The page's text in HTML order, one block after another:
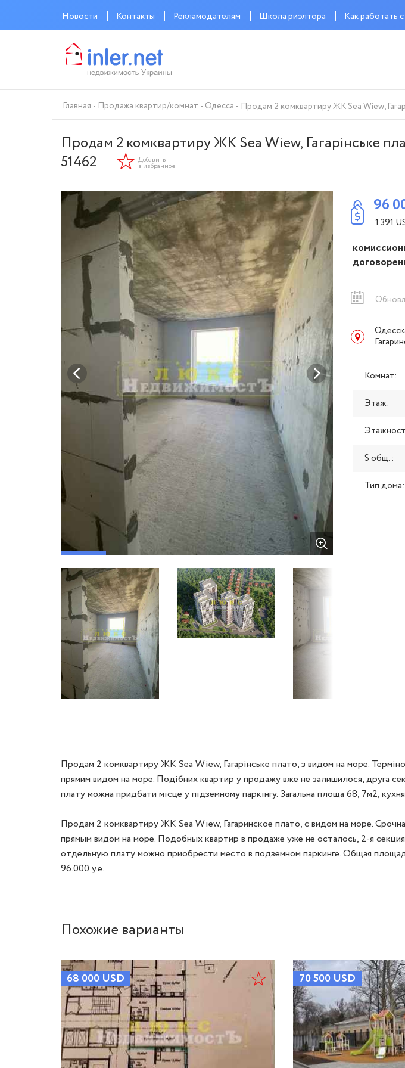
Новости Контакты Рекламодателям Школа риэлтора Как работать
Главная Продажа квартир/комнат Одесса Продам 2 комквартиру ЖК Sea Wiew,
Продам 2 комквартиру ЖК Sea Wiew, Гагарінське
51462
Добавить
в избранное
96
1 391
Комнат:
Этаж:
S общ. :
Тип дома:
Продам 2 комквартиру ЖК Sea Wiew, Гагарінське плато, з видом на море.
прямим видом на море. Подібних квартир у продажу вже не залишилося, друга
плату можна придбати місце у підземному паркінгу. Загальна площа 68, 7м2,
Продам 2 комквартиру ЖК Sea Wiew, Гагаринское плато, с видом на море.
прямым видом на море. Подобных квартир в продаже уже не осталось, 2-я
отдельную плату можно приобрести место в подземном паркинге. Общая
96.000 у.е.
Похожие варианты
68 000 USD 70 500 USD